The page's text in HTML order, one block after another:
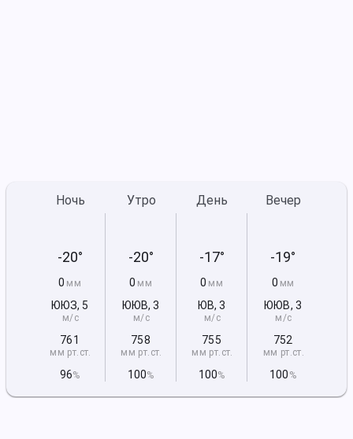
Ночь
-20°
0 мм
ЮЮЗ, 5
м/с
761
мм рт.ст.
96%
Утро
-20°
0 мм
ЮЮВ,3
м/с
758
мм рт.ст.
100%
День
-17°
0 мм
ЮВ,3
м/с
755
мм рт.ст.
100%
Вечер
-19°
0 мм
ЮЮВ, 3
м/с
752
мм рт.ст.
100 %